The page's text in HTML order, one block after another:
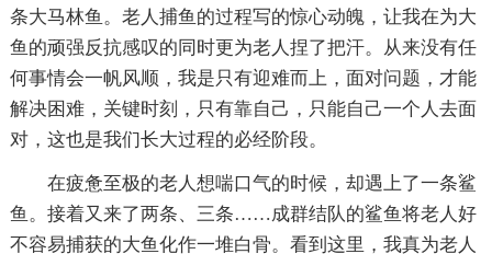
条大马林鱼。老人捕鱼的过程写的惊心动魄，让我在为大
鱼的顽强反抗感叹的同时更为老人捏了把汗。从来没有任
何事情会一帆风顺，我是只有迎难而上，面对问题，才能
解决困难，关键时刻，只有靠自己，只能自己一个人去面
对，这也是我们长大过程的必经阶段。
在疲惫至极的老人想喘口气的时候，却遇上了一条鲨
鱼。接着又来了两条、三条……成群结队的鲨鱼将老人好
不容易捕获的大鱼化作一堆白骨。看到这里，我真为老人